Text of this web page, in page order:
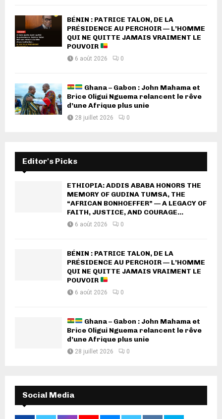
BÉNIN : PATRICE TALON, DE LA
PRÉSIDENCE AU PERCHOIR — L’HOMME
QUI NE QUITTE JAMAIS VRAIMENT LE
POUVOIR
6 août 2026 0
Ghana – Gabon : John Mahama et
Brice Oligui Nguema relancent le rêve
d’une Afrique plus unie
28 juillet 2026 0
Editor's Picks
ETHIOPIA: ADDIS ABABA HONORS THE
MEMORY OF GUDINA TUMSA, THE
“AFRICAN BONHOEFFER” — A LEGACY OF
FAITH, JUSTICE, AND COURAGE...
6 août 2026 0
BÉNIN : PATRICE TALON, DE LA
PRÉSIDENCE AU PERCHOIR — L’HOMME
QUI NE QUITTE JAMAIS VRAIMENT LE
POUVOIR
6 août 2026 0
Ghana – Gabon : John Mahama et
Brice Oligui Nguema relancent le rêve
d’une Afrique plus unie
28 juillet 2026 0
Social Media